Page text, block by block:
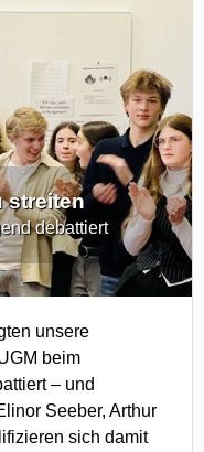
streiten
debattiert
unsere
beim
– und
Seeber, Arthur
sich damit